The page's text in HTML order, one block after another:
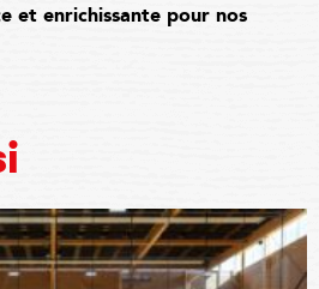
et enrichissante pour nos